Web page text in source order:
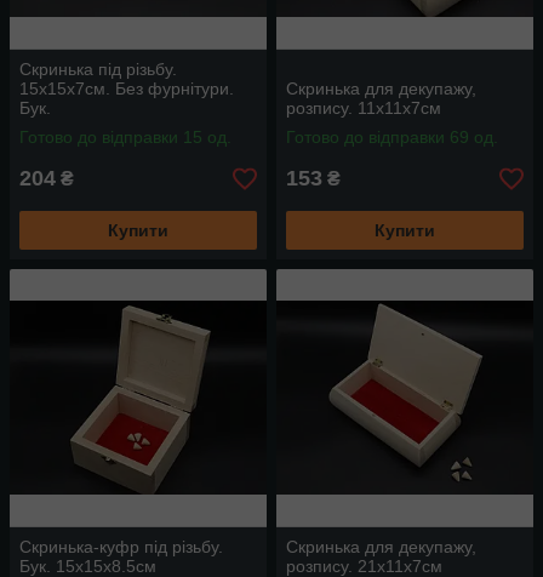
Скринька під різьбу.
15х15х7см. Без фурнітури.
Бук.
Готово до відправки 15 од.
204 ₴
Купити
Скринька для декупажу,
розпису. 11х11х7см
Готово до відправки 69 од.
153 ₴
Купити
Скринька-куфр під різьбу.
Бук. 15х15х8.5см
Скринька для декупажу,
розпису. 21х11х7см